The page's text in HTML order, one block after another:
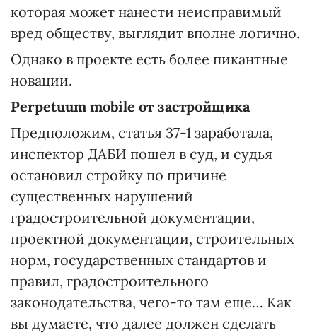
которая может нанести неисправимый
вред обществу, выглядит вполне логично.
Однако в проекте есть более пикантные
новации.
Perpetuum mobile от застройщика
Предположим, статья 37-1 заработала,
инспектор ДАБИ пошел в суд, и судья
остановил стройку по причине
существенных нарушений
градостроительной документации,
проектной документации, строительных
норм, государственных стандартов и
правил, градостроительного
законодательства, чего-то там еще… Как
вы думаете, что далее должен сделать